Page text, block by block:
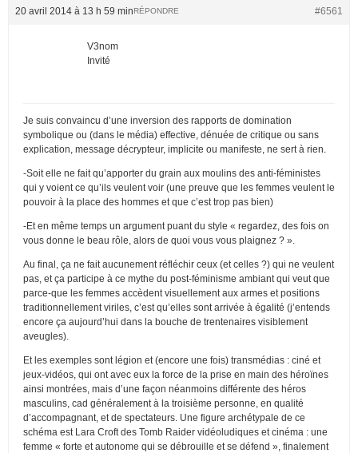
20 avril 2014 à 13 h 59 min #6561
RÉPONDRE
V3nom
Invité
Je suis convaincu d’une inversion des rapports de domination
symbolique ou (dans le média) effective, dénuée de critique ou sans
explication, message décrypteur, implicite ou manifeste, ne sert à rien.
-Soit elle ne fait qu’apporter du grain aux moulins des anti-féministes
qui y voient ce qu’ils veulent voir (une preuve que les femmes veulent le
pouvoir à la place des hommes et que c’est trop pas bien)
-Et en même temps un argument puant du style « regardez, des fois on
vous donne le beau rôle, alors de quoi vous vous plaignez ? ».
Au final, ça ne fait aucunement réfléchir ceux (et celles ?) qui ne veulent
pas, et ça participe à ce mythe du post-féminisme ambiant qui veut que
parce-que les femmes accèdent visuellement aux armes et positions
traditionnellement viriles, c’est qu’elles sont arrivée à égalité (j’entends
encore ça aujourd’hui dans la bouche de trentenaires visiblement
aveugles).
Et les exemples sont légion et (encore une fois) transmédias : ciné et
jeux-vidéos, qui ont avec eux la force de la prise en main des héroïnes
ainsi montrées, mais d’une façon néanmoins différente des héros
masculins, cad généralement à la troisième personne, en qualité
d’accompagnant, et de spectateurs. Une figure archétypale de ce
schéma est Lara Croft des Tomb Raider vidéoludiques et cinéma : une
femme « forte et autonome qui se débrouille et se défend », finalement